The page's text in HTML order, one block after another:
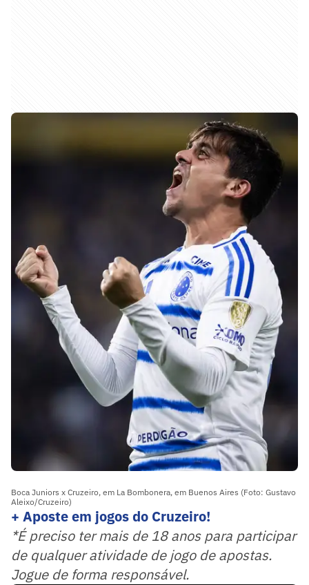
Boca Juniors x Cruzeiro, em La Bombonera, em Buenos Aires (Foto: Gustavo
Aleixo/Cruzeiro)
+ Aposte em jogos do Cruzeiro!
*É preciso ter mais de 18 anos para participar
de qualquer atividade de jogo de apostas.
Jogue de forma responsável.